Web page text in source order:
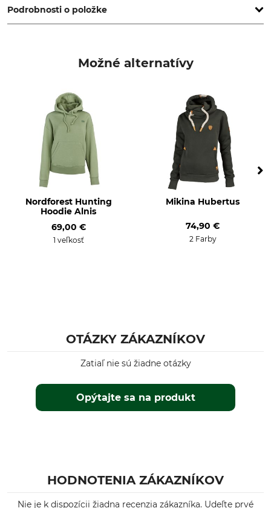
Podrobnosti o položke
31% Polyester
20% Alpaka
15% Nylón
4% Elastan
olive multi
Konfekčná veľkosť
Možné alternatívy
Nordforest Hunting
Hoodie Alnis
69,00 €
1 veľkosť
Mikina Hubertus
74,90 €
2 Farby
OTÁZKY ZÁKAZNÍKOV
Opýtajte sa na produkt
Zatiaľ nie sú žiadne otázky
HODNOTENIA ZÁKAZNÍKOV
Nie je k dispozícii žiadna recenzia zákazníka. Udeľte prvé